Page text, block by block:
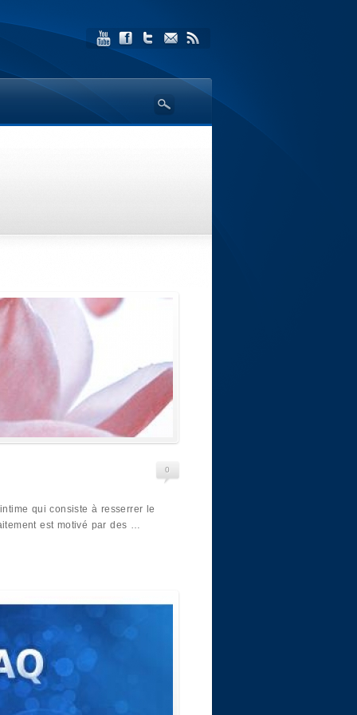
0
qui consiste à resserrer le
est motivé par des …